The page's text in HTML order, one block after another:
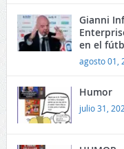
Gianni
en el
agosto 01,
Humor
julio 31,